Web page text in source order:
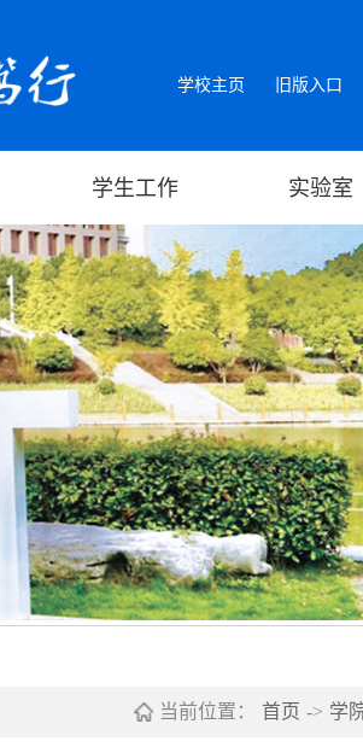
旧版入口
学校主页
学生工作 实验室
当前位置： 首页 -> 学